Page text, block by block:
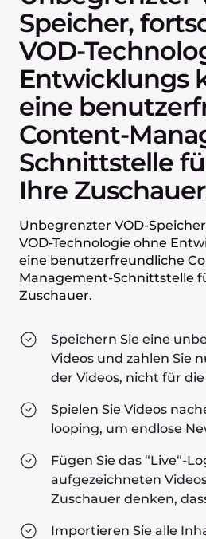
Speicher,
VOD-
Entwicklungs
eine
Content-
Schnittstelle
Ihre
Unbegrenzter VOD-
VOD-Technologie ohne
eine benutzerfreundliche
Management-Schnittstelle
Zuschauer.
Speichern Sie eine
Videos und zahlen Sie
der Videos, nicht für die
Spielen Sie Videos
looping, um endlose
Fügen Sie das “Live“-
aufgezeichneten
Zuschauer denken,
Importieren Sie alle